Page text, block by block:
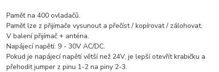
Paměť na 400 ovladačů.
Paměť lze z přijímače vysunout a přečíst / kopírovat / zálohovat.
V balení přijímač + anténa.
Napájecí napětí: 9 - 30V AC/DC.
Pokud je napájecí napětí větší než 24V, je lepší otevřít krabičku a
přehodit jumper z pinu 1-2 na piny 2-3.